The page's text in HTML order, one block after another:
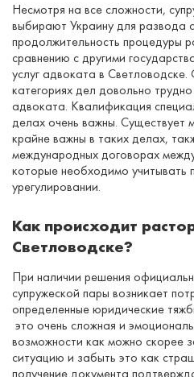
Несмотря на все сложности,
выбирают Украину для развода
продолжительность процедуры
сравнению с другими
услуг адвоката в
категориях дел довольно
адвоката. Квалификация
делах очень важны. Существует
крайне важны в таких делах,
международных договорах
которые необходимо учитывать
урегулировании.
Как происходит
Светловодске?
При наличии решения
супружеской пары возникает
определенные юридические
это очень сложная и
возможности как можно скорее
ситуацию и забыть это как
получение документа